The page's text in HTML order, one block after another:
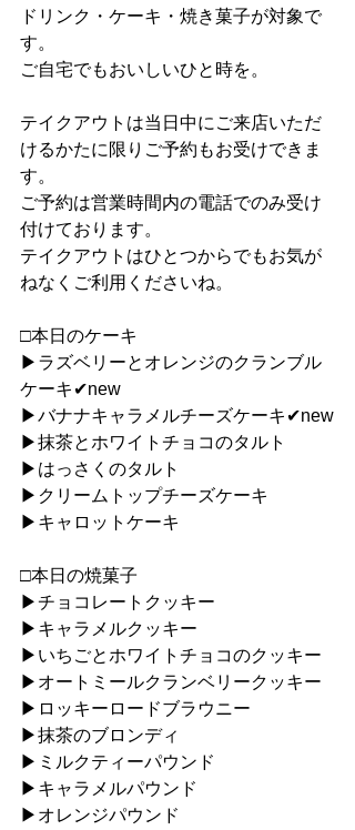
ドリンク・ケーキ・焼き菓子が対象で
す。
ご自宅でもおいしいひと時を。
テイクアウトは当日中にご来店いただ
けるかたに限りご予約もお受けできま
す。
ご予約は営業時間内の電話でのみ受け
付けております。
テイクアウトはひとつからでもお気が
ねなくご利用くださいね。
□本日のケーキ
▶︎ラズベリーとオレンジのクランブル
ケーキ✔︎new
▶︎バナナキャラメルチーズケーキ✔︎new
▶︎抹茶とホワイトチョコのタルト
▶︎はっさくのタルト
▶︎クリームトップチーズケーキ
▶︎キャロットケーキ
□本日の焼菓子
▶︎チョコレートクッキー
▶︎キャラメルクッキー
▶︎いちごとホワイトチョコのクッキー
▶︎オートミールクランベリークッキー
▶︎ロッキーロードブラウニー
▶︎抹茶のブロンディ
▶︎ミルクティーパウンド
▶︎キャラメルパウンド
▶︎オレンジパウンド